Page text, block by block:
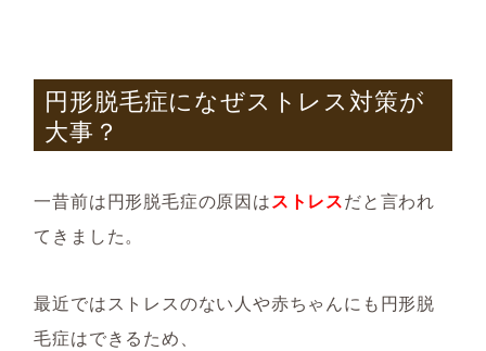
円形脱毛症になぜストレス対策が
大事？
一昔前は円形脱毛症の原因はストレスだと言われ
てきました。
最近ではストレスのない人や赤ちゃんにも円形脱
毛症はできるため、